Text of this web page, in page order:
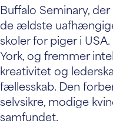
Buffalo Seminary,
de ældste
skoler for piger i
York, og fremmer
kreativitet og
fællesskab. Den
selvsikre, modige
samfundet.